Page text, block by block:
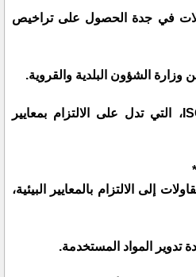
في جدة الحصول على تراخيص
الشؤون البلدية والقروية.
- **شهادات جودة**: مثل ISO، التي تدل على الالتزام بمعايير
إلى الالتزام بالمعايير البيئية،
تدوير المواد المستخدمة.